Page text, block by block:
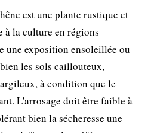
est une plante rustique et
à la culture en régions
une exposition ensoleillée ou
les sols caillouteux,
à condition que le
L'arrosage doit être faible à
bien la sécheresse une